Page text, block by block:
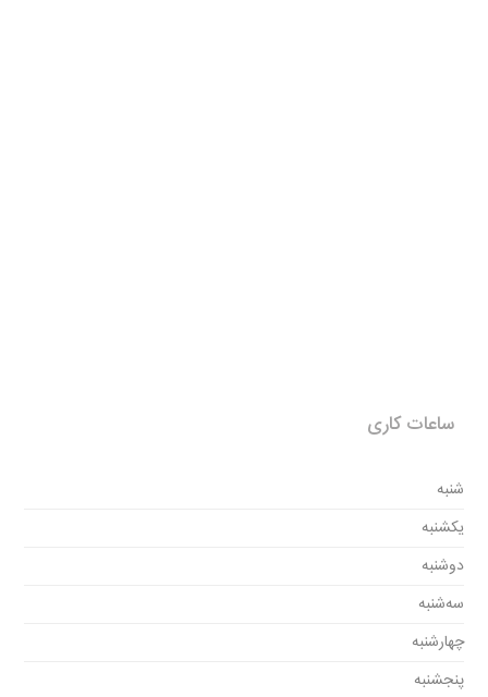
ساعات کاری
شنبه
یکشنبه
دوشنبه
سه‌شنبه
چهارشنبه
پنجشنبه